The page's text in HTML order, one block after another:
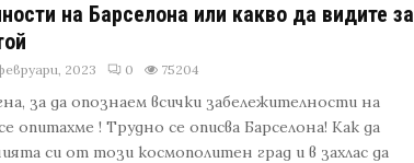
на Барселона или какво да видите за
2023 0 75204
за да опознаем всички забележителности на
опитахме ! Трудно се описва Барселона! Как да
си от този космополитен град и в захлас да